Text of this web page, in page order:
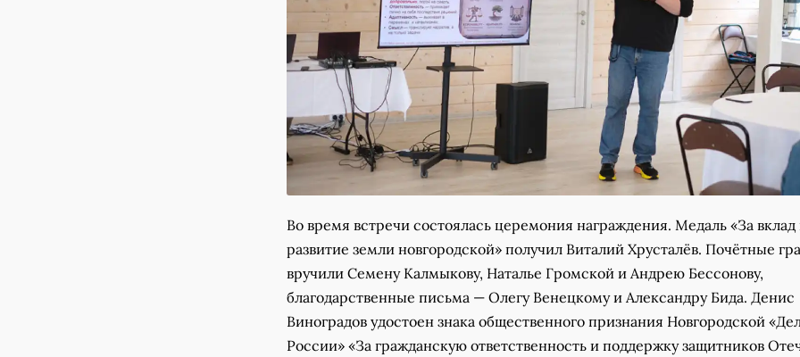
Во время встречи состоялась церемония награждения. Медаль «За вклад
развитие земли новгородской» получил Виталий Хрусталёв. Почётные
вручили Семену Калмыкову, Наталье Громской и Андрею Бессонову,
благодарственные письма — Олегу Венецкому и Александру Бида. Денис
Виноградов удостоен знака общественного признания Новгородской
России» «За гражданскую ответственность и поддержку защитников